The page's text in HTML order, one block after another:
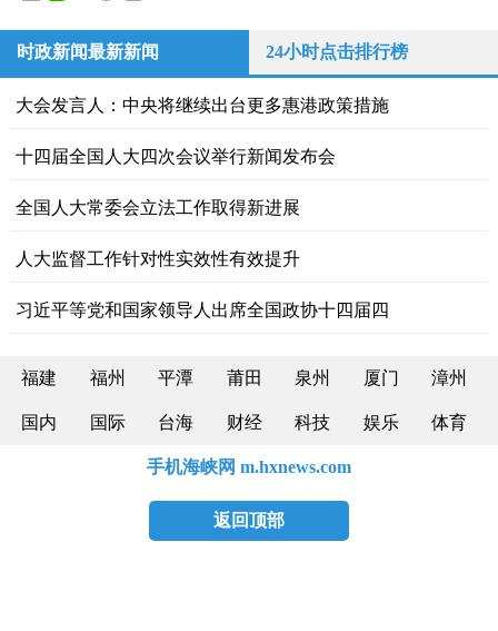
时政新闻最新新闻 24小时点击排行榜
大会发言人：中央将继续出台更多惠港政策措施
十四届全国人大四次会议举行新闻发布会
全国人大常委会立法工作取得新进展
人大监督工作针对性实效性有效提升
习近平等党和国家领导人出席全国政协十四届四
福建 福州 平潭 莆田 泉州 厦门 漳州
国内 国际 台海 财经 科技 娱乐 体育
手机海峡网 m.hxnews.com
返回顶部